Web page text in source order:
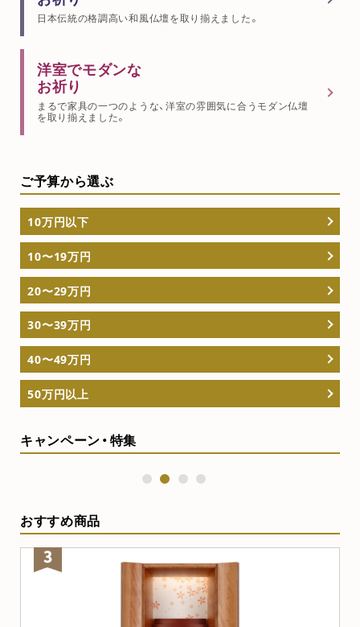
日本伝統の格調高い和風仏壇を取り揃えました。
洋室でモダンな
お祈り
まるで家具の一つのような、洋室の雰囲気に合うモダン仏壇
を取り揃えました。
ご予算から選ぶ
10万円以下
10〜19万円
20〜29万円
30〜39万円
40〜49万円
50万円以上
キャンペーン・特集
3
おすすめ商品